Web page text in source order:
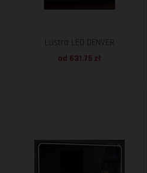
Lustra LED DENVER
od 631.75 zł